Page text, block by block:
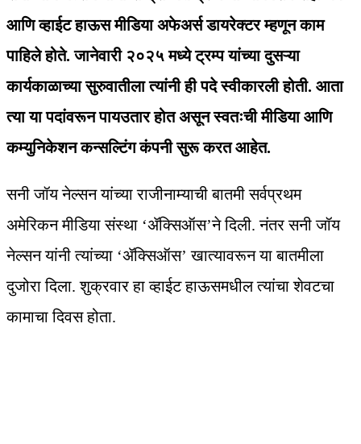
आणि व्हाईट हाऊस मीडिया अफेअर्स डायरेक्टर म्हणून काम
पाहिले होते. जानेवारी २०२५ मध्ये ट्रम्प यांच्या दुसऱ्या
कार्यकाळाच्या सुरुवातीला त्यांनी ही पदे स्वीकारली होती. आता
त्या या पदांवरून पायउतार होत असून स्वतःची मीडिया आणि
कम्युनिकेशन कन्सल्टिंग कंपनी सुरू करत आहेत.
सनी जॉय नेल्सन यांच्या राजीनाम्याची बातमी सर्वप्रथम
अमेरिकन मीडिया संस्था ‘ॲक्सिऑस’ने दिली. नंतर सनी जॉय
नेल्सन यांनी त्यांच्या ‘ॲक्सिऑस’ खात्यावरून या बातमीला
दुजोरा दिला. शुक्रवार हा व्हाईट हाऊसमधील त्यांचा शेवटचा
कामाचा दिवस होता.